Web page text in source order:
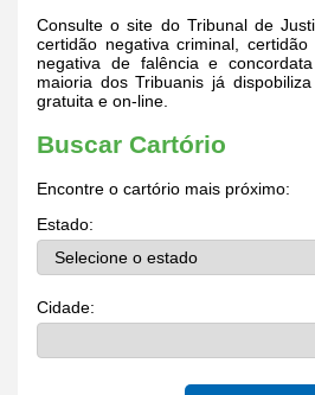
Consulte o site do Tribunal de
certidão negativa criminal,
negativa de falência e
maioria dos Tribuanis já
gratuita e on-line.
Buscar Cartório
Encontre o cartório mais próximo:
Estado:
Cidade: